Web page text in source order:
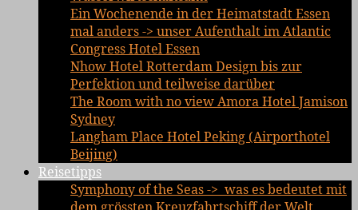
Ein Wochenende in der Heimatstadt Essen
mal anders -> unser Aufenthalt im Atlantic
Congress Hotel Essen
Nhow Hotel Rotterdam Design bis zur
Perfektion und teilweise darüber
The Room with no view Amora Hotel Jamison
Sydney
Langham Place Hotel Peking (Airporthotel
Beijing)
Reisetipps
Symphony of the Seas -> was es bedeutet mit